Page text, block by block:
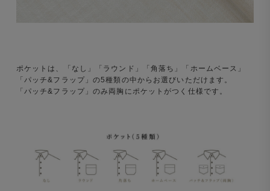
ポケットは、「なし」「ラウンド」「角落ち」「ホームベース」
「パッチ&フラップ」の5種類の中からお選びいただけます。
「パッチ&フラップ」のみ両胸にポケットがつく仕様です。